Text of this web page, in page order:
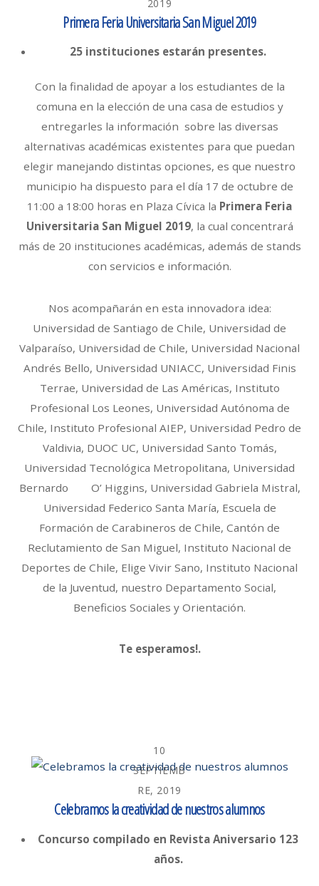
2019
Primera Feria Universitaria San Miguel 2019
25 instituciones estarán presentes.
Con la finalidad de apoyar a los estudiantes de la
comuna en la elección de una casa de estudios y
entregarles la información sobre las diversas
alternativas académicas existentes para que puedan
elegir manejando distintas opciones, es que nuestro
municipio ha dispuesto para el día 17 de octubre de
11:00 a 18:00 horas en Plaza Cívica la Primera Feria
Universitaria San Miguel 2019, la cual concentrará
más de 20 instituciones académicas, además de stands
con servicios e información.
Nos acompañarán en esta innovadora idea:
Universidad de Santiago de Chile, Universidad de
Valparaíso, Universidad de Chile, Universidad Nacional
Andrés Bello, Universidad UNIACC, Universidad Finis
Terrae, Universidad de Las Américas, Instituto
Profesional Los Leones, Universidad Autónoma de
Chile, Instituto Profesional AIEP, Universidad Pedro de
Valdivia, DUOC UC, Universidad Santo Tomás,
Universidad Tecnológica Metropolitana, Universidad
Bernardo O’ Higgins, Universidad Gabriela Mistral,
Universidad Federico Santa María, Escuela de
Formación de Carabineros de Chile, Cantón de
Reclutamiento de San Miguel, Instituto Nacional de
Deportes de Chile, Elige Vivir Sano, Instituto Nacional
de la Juventud, nuestro Departamento Social,
Beneficios Sociales y Orientación.
Te esperamos!.
10
SEPTIEMB
RE, 2019
Celebramos la creatividad de nuestros alumnos
Concurso compilado en Revista Aniversario 123
años.